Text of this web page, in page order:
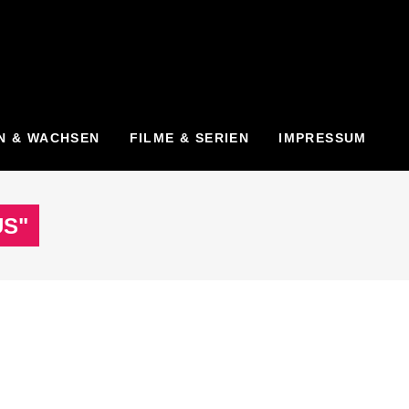
& WACHSEN FILME & SERIEN IMPRESSUM